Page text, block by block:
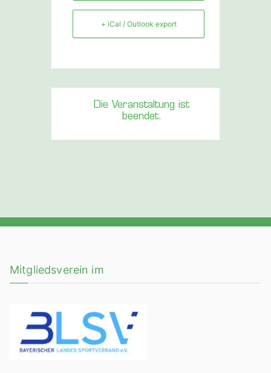
+ iCal / Outlook export
Die Veranstaltung ist
beendet.
Mitgliedsverein im